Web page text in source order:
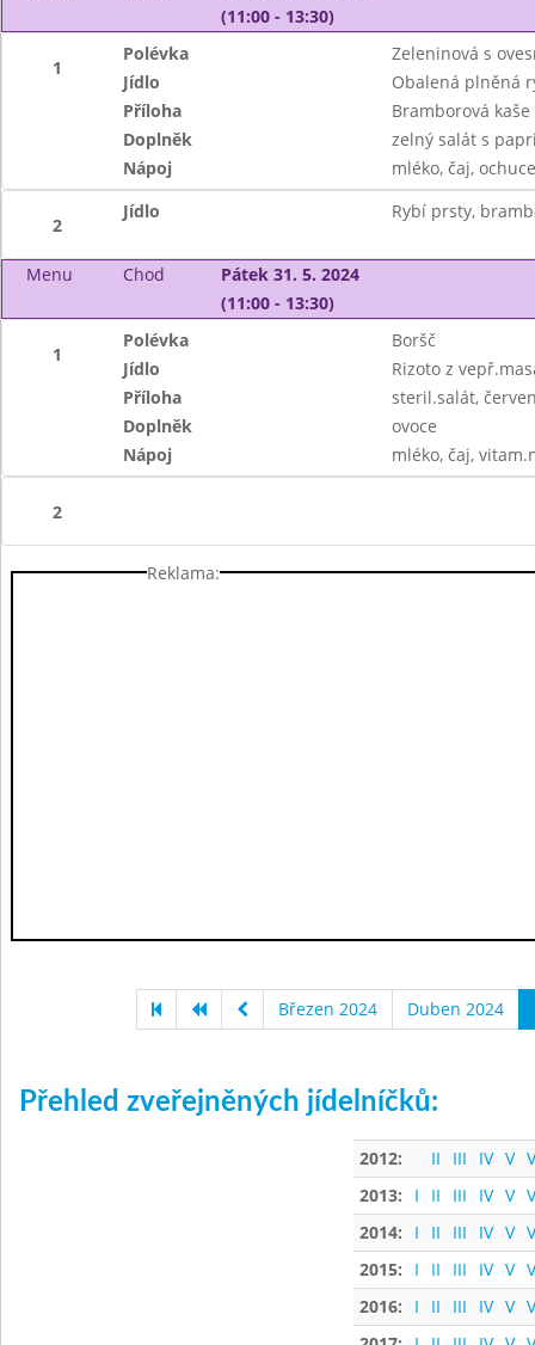
(11:00 - 13:30)
1
Polévka
Zeleninová s
Jídlo
Obalená plněná
Příloha
Bramborová kaše
Doplněk
zelný salát s
Nápoj
mléko, čaj,
2
Jídlo Rybí prsty,
Menu Chod
Pátek 31. 5. 2024
(11:00 - 13:30)
1
Polévka
Boršč
Jídlo
Rizoto z
Příloha
steril.salát,
Doplněk
ovoce
Nápoj
mléko, čaj,
2
Reklama:
Březen 2024 Duben 2024
Přehled zveřejněných jídelníčků:
2012: II III IV V
2013:
I II III IV V
2014:
I II III IV V
2015:
I II III IV V
2016:
I II III IV V